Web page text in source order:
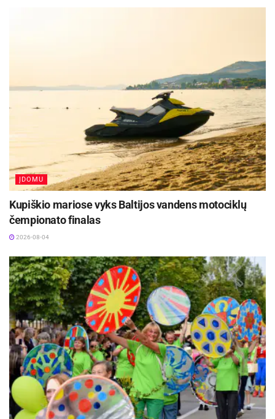
ĮDOMU
Kupiškio mariose vyks Baltijos vandens motociklų
čempionato finalas
2026-08-04